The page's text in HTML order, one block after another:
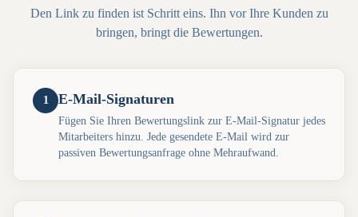
Den Link zu finden ist Schritt eins. Ihn vor Ihre Kunden zu
bringen, bringt die Bewertungen.
1 E-Mail-Signaturen
Fügen Sie Ihren Bewertungslink zur E-Mail-Signatur jedes
Mitarbeiters hinzu. Jede gesendete E-Mail wird zur
passiven Bewertungsanfrage ohne Mehraufwand.